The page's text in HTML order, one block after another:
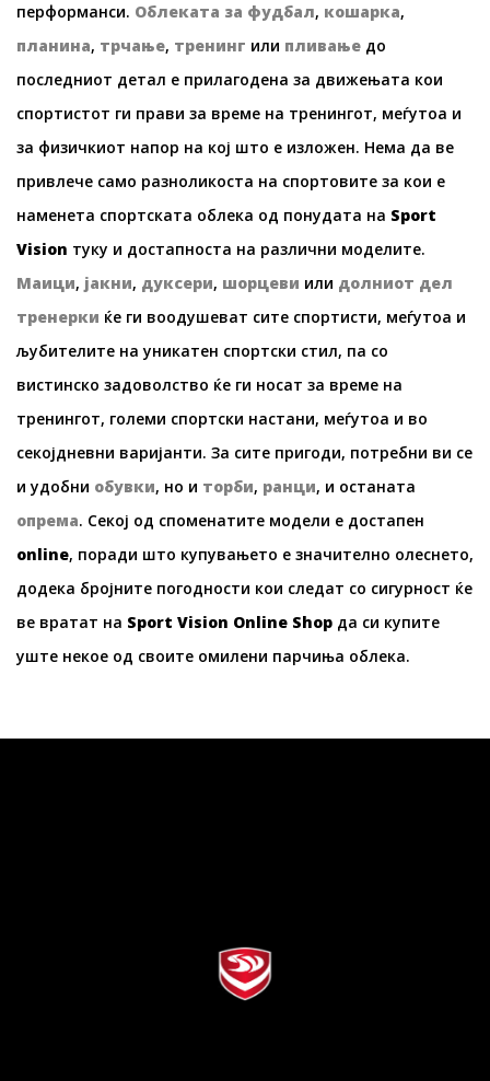
перформанси. Облеката за фудбал, кошарка,
планина, трчање, тренинг или пливање до
последниот детал е прилагодена за движењата кои
спортистот ги прави за време на тренингот, меѓутоа и
за физичкиот напор на кој што е изложен. Нема да ве
привлече само разноликоста на спортовите за кои е
наменета спортската облека од понудата на Sport
Vision туку и достапноста на различни моделите.
Маици, јакни, дуксери, шорцеви или долниот дел
тренерки ќе ги воодушеват сите спортисти, меѓутоа и
љубителите на уникатен спортски стил, па со
вистинско задоволство ќе ги носат за време на
тренингот, големи спортски настани, меѓутоа и во
секојдневни варијанти. За сите пригоди, потребни ви се
и удобни обувки, но и торби, ранци, и останата
опрема. Секој од споменатите модели е достапен
online, поради што купувањето е значително олеснето,
додека бројните погодности кои следат со сигурност ќе
ве вратат на Sport Vision Online Shop да си купите
уште некое од своите омилени парчиња облека.